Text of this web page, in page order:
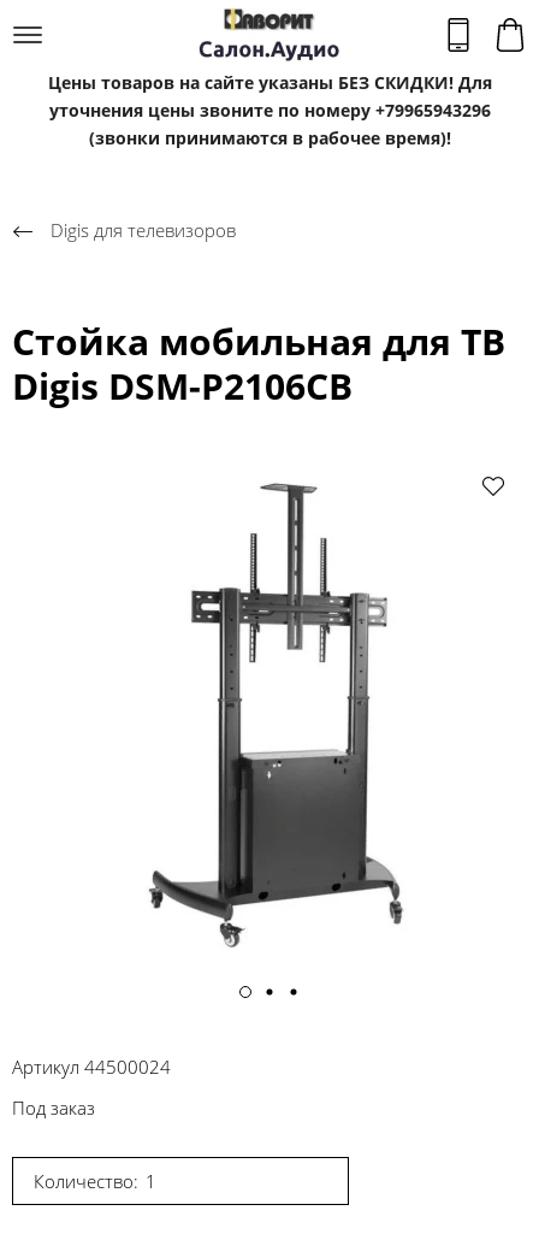
Цены товаров на сайте указаны БЕЗ СКИДКИ! Для
уточнения цены звоните по номеру +79965943296
(звонки принимаются в рабочее время)!
Digis для телевизоров
Стойка мобильная для ТВ
Digis DSM-P2106CB
Артикул 44500024
Под заказ
Количество: